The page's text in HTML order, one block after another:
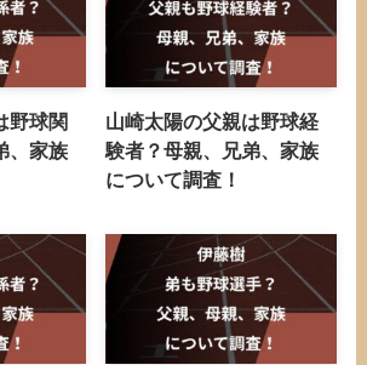
野球関
、家族
山崎太陽の父親は野球経
験者？母親、兄弟、家族
について調査！